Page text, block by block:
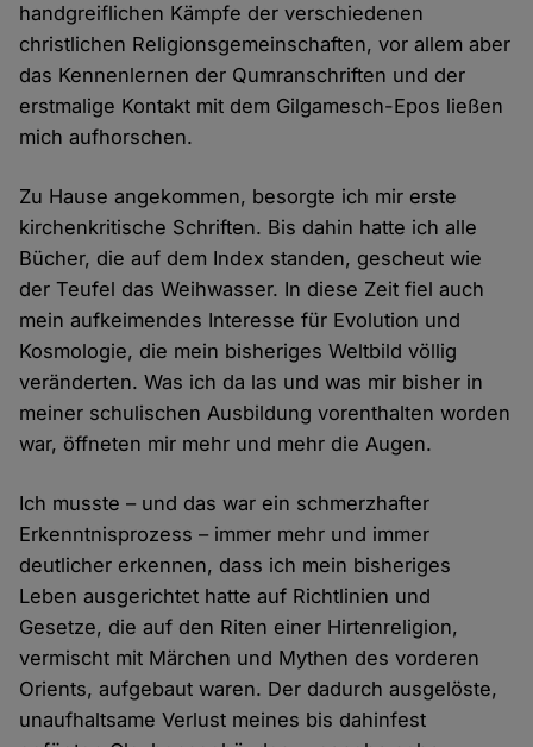
handgreiflichen Kämpfe der verschiedenen
christlichen Religionsgemeinschaften, vor allem aber
das Kennenlernen der Qumranschriften und der
erstmalige Kontakt mit dem Gilgamesch-Epos ließen
mich aufhorschen.
Zu Hause angekommen, besorgte ich mir erste
kirchenkritische Schriften. Bis dahin hatte ich alle
Bücher, die auf dem Index standen, gescheut wie
der Teufel das Weihwasser. In diese Zeit fiel auch
mein aufkeimendes Interesse für Evolution und
Kosmologie, die mein bisheriges Weltbild völlig
veränderten. Was ich da las und was mir bisher in
meiner schulischen Ausbildung vorenthalten worden
war, öffneten mir mehr und mehr die Augen.
Ich musste – und das war ein schmerzhafter
Erkenntnisprozess – immer mehr und immer
deutlicher erkennen, dass ich mein bisheriges
Leben ausgerichtet hatte auf Richtlinien und
Gesetze, die auf den Riten einer Hirtenreligion,
vermischt mit Märchen und Mythen des vorderen
Orients, aufgebaut waren. Der dadurch ausgelöste,
unaufhaltsame Verlust meines bis dahinfest